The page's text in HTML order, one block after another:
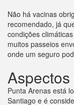
Não há vacinas
recomendado, já
condições
muitos passeios
onde um seguro
Punta Arenas está
Santiago e é